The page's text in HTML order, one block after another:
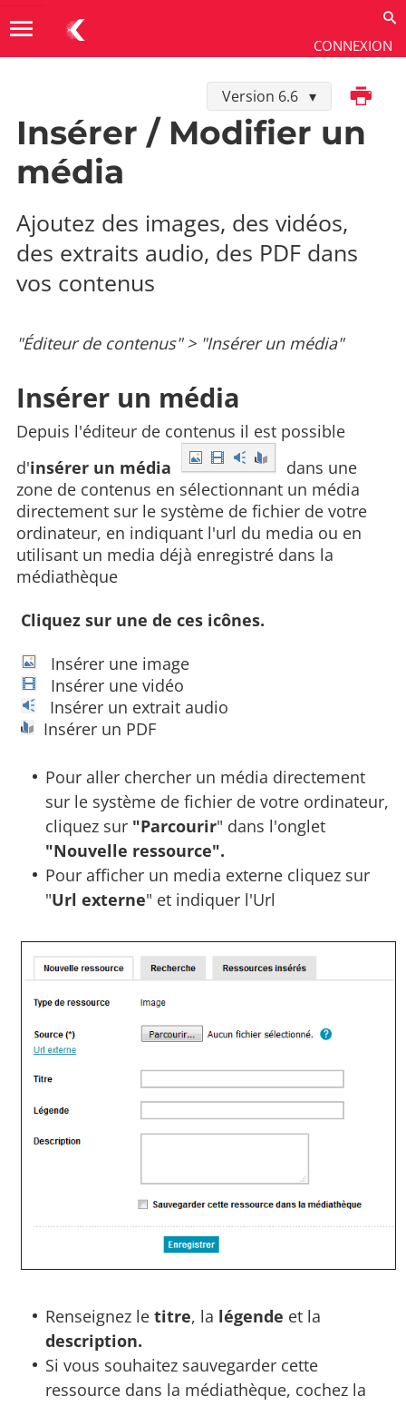
CONNEXION
menu
Version 6.6Imprimer
Éditeur de contenus
Insérer / Modifier un
média
Ajoutez des images, des vidéos,
des extraits audio, des PDF dans
vos contenus
"Éditeur de contenus" > "Insérer un média"
Insérer un média
Depuis l'éditeur de contenus il est possible
d'insérer un média
dans une
zone de contenus en sélectionnant un média
directement sur le système de fichier de votre
ordinateur, en indiquant l'url du media ou en
utilisant un media déjà enregistré dans la
médiathèque
Cliquez sur une de ces icônes.
Insérer une image
Insérer une vidéo
Insérer un extrait audio
Insérer un PDF
Pour aller chercher un média directement
sur le système de fichier de votre ordinateur,
cliquez sur "Parcourir" dans l'onglet
"Nouvelle ressource".
Pour afficher un media externe cliquez sur
"Url externe" et indiquer l'Url
Renseignez letitre, la légende et la
description.
Si vous souhaitez sauvegarder cette
ressource dans la médiathèque, cochez la